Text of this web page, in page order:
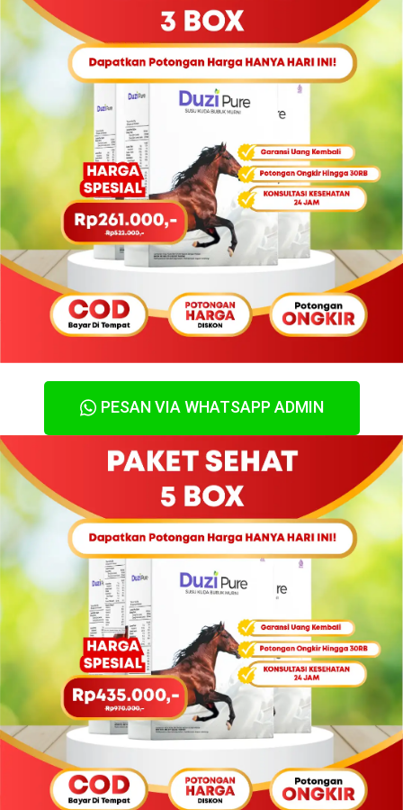
PESAN VIA WHATSAPP ADMIN